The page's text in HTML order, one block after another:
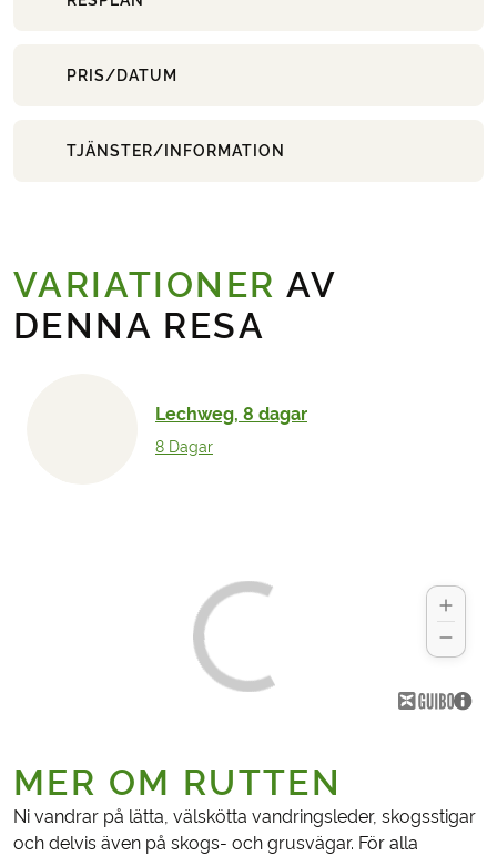
PRIS/DATUM
TJÄNSTER/INFORMATION
VARIATIONER AV
DENNA RESA
Lechweg, 8 dagar
8 Dagar
MER OM RUTTEN
Ni vandrar på lätta, välskötta vandringsleder, skogsstigar
och delvis även på skogs- och grusvägar. För alla